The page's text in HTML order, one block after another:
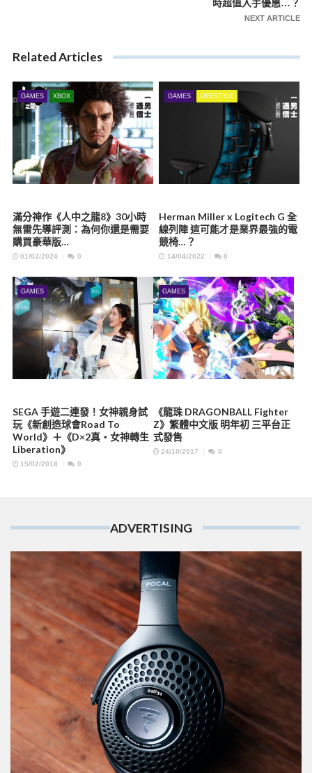
時超值入手優惠…？
NEXT ARTICLE
Related Articles
GAMES XBOX
滿分神作《人中之龍8》30小時
無雷先導評測：為何你還是需要
購買豪華版…
01/02/2024 0
GAMES LIFESTYLE
Herman Miller x Logitech G 全
線列陣 這可能才是業界最強的電
競椅…？
14/04/2022 0
GAMES
SEGA 手遊二連發！女神親身試
玩《新創造球會Road To
World》＋《D×2真・女神轉生
Liberation》
15/02/2018 0
GAMES
《龍珠 DRAGONBALL Fighter
Z》繁體中文版 明年初 三平台正
式發售
24/10/2017 0
ADVERTISING